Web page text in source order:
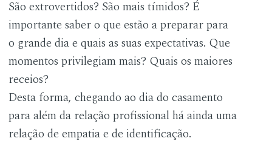
São extrovertidos? São mais tímidos? É
importante saber o que estão a preparar para
o grande dia e quais as suas expectativas. Que
momentos privilegiam mais? Quais os maiores
receios?
Desta forma, chegando ao dia do casamento
para além da relação profissional há ainda uma
relação de empatia e de identificação.